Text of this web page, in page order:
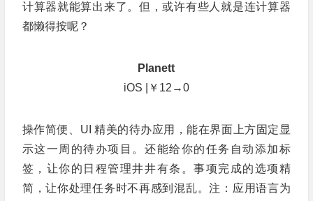
计算器就能算出来了。但，或许有些人就是连计算器
都懒得按呢？
Planett
iOS |￥12→0
操作简便、UI 精美的待办应用，能在界面上方固定显
示这一周的待办项目。还能给你的任务自动添加标
签，让你的日程管理井井有条。事项完成的选项精
简，让你处理任务时不再感到混乱。注：应用语言为